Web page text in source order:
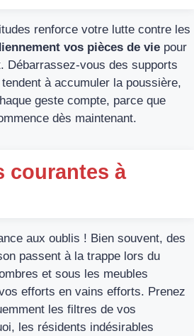
renforce votre lutte contre les
vos pièces de vie pour
Débarrassez-vous des supports
à accumuler la poussière,
geste compte, parce que
dès maintenant.
courantes à
aux oublis ! Bien souvent, des
passent à la trappe lors du
et sous les meubles
efforts en vains efforts. Prenez
les filtres de vos
les résidents indésirables